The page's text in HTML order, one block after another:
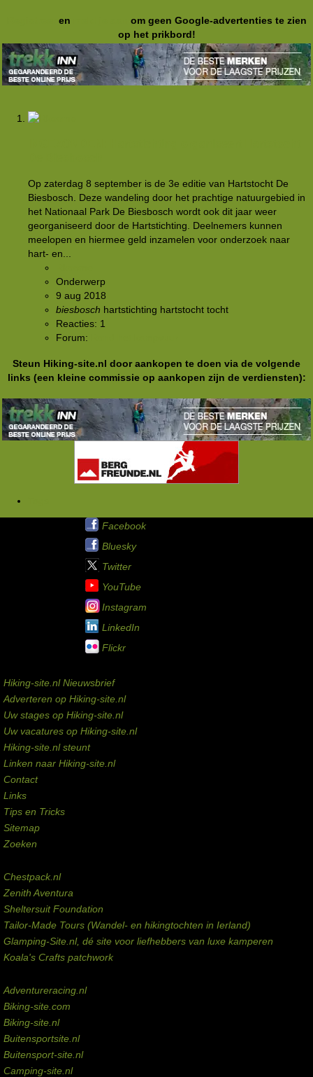
en
om geen Google-advertenties te zien
op het prikbord!
Op zaterdag 8 september is de 3e editie van Hartstocht De
Biesbosch. Deze wandeling door het prachtige natuurgebied in
het Nationaal Park De Biesbosch wordt ook dit jaar weer
georganiseerd door de Hartstichting. Deelnemers kunnen
meelopen en hiermee geld inzamelen voor onderzoek naar
hart- en...
Onderwerp
9 aug 2018
biesbosch hartstichting hartstocht tocht
Reacties: 1
Forum:
Steun Hiking-site.nl door aankopen te doen via de volgende
links (een kleine commissie op aankopen zijn de verdiensten):
Facebook
Bluesky
Twitter
YouTube
Instagram
LinkedIn
Flickr
Hiking-site.nl Nieuwsbrief
Adverteren op Hiking-site.nl
Uw stages op Hiking-site.nl
Uw vacatures op Hiking-site.nl
Hiking-site.nl steunt
Linken naar Hiking-site.nl
Contact
Links
Tips en Tricks
Sitemap
Zoeken
Chestpack.nl
Zenith Aventura
Sheltersuit Foundation
Tailor-Made Tours (Wandel- en hikingtochten in Ierland)
Glamping-Site.nl, dé site voor liefhebbers van luxe kamperen
Koala's Crafts patchwork
Adventureracing.nl
Biking-site.com
Biking-site.nl
Buitensportsite.nl
Buitensport-site.nl
Camping-site.nl